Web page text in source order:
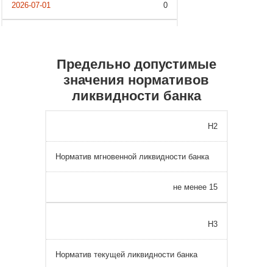
0
Предельно допустимые
значения нормативов
ликвидности банка
Н2
Норматив мгновенной ликвидности банка
не менее 15
Н3
Норматив текущей ликвидности банка